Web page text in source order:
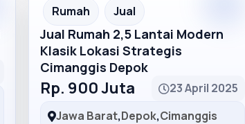
Recommended
Rumah Jual
Jual Rumah 2,5 Lantai Modern
Klasik Lokasi Strategis
Cimanggis Depok
Rp. 900 Juta
23 April 2025
Jawa Barat,Depok,Cimanggis